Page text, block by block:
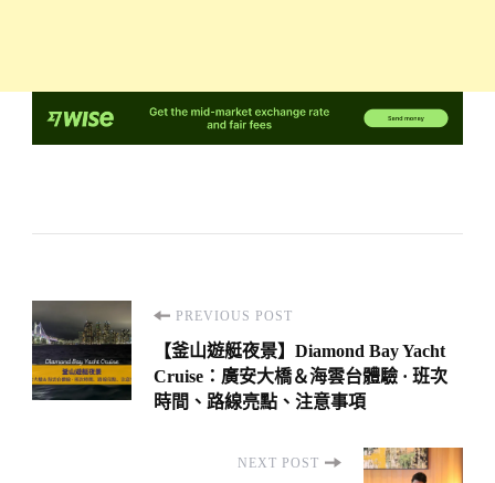
Post
Navigation
PREVIOUS POST
【釜山遊艇夜景】Diamond Bay Yacht
Cruise：廣安大橋＆海雲台體驗 · 班次
時間、路線亮點、注意事項
NEXT POST